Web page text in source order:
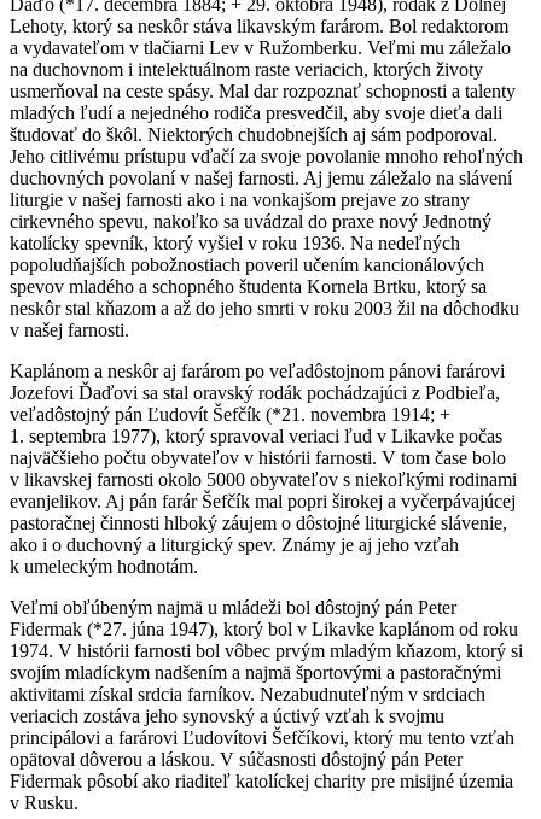
Lehoty, ktorý sa neskôr stáva likavským farárom. Bol redaktorom
a vydavateľom v tlačiarni Lev v Ružomberku. Veľmi mu záležalo
na duchovnom i intelektuálnom raste veriacich, ktorých životy
usmerňoval na ceste spásy. Mal dar rozpoznať schopnosti a talenty
mladých ľudí a nejedného rodiča presvedčil, aby svoje dieťa dali
študovať do škôl. Niektorých chudobnejších aj sám podporoval.
Jeho citlivému prístupu vďačí za svoje povolanie mnoho rehoľných
duchovných povolaní v našej farnosti. Aj jemu záležalo na slávení
liturgie v našej farnosti ako i na vonkajšom prejave zo strany
cirkevného spevu, nakoľko sa uvádzal do praxe nový Jednotný
katolícky spevník, ktorý vyšiel v roku 1936. Na nedeľných
popoludňajších pobožnostiach poveril učením kancionálových
spevov mladého a schopného študenta Kornela Brtku, ktorý sa
neskôr stal kňazom a až do jeho smrti v roku 2003 žil na dôchodku
v našej farnosti.
Kaplánom a neskôr aj farárom po veľadôstojnom pánovi farárovi
Jozefovi Ďaďovi sa stal oravský rodák pochádzajúci z Podbieľa,
veľadôstojný pán Ľudovít Šefčík (*21. novembra 1914; +
1. septembra 1977), ktorý spravoval veriaci ľud v Likavke počas
najväčšieho počtu obyvateľov v histórii farnosti. V tom čase bolo
v likavskej farnosti okolo 5000 obyvateľov s niekoľkými rodinami
evanjelikov. Aj pán farár Šefčík mal popri širokej a vyčerpávajúcej
pastoračnej činnosti hlboký záujem o dôstojné liturgické slávenie,
ako i o duchovný a liturgický spev. Známy je aj jeho vzťah
k umeleckým hodnotám.
Veľmi obľúbeným najmä u mládeži bol dôstojný pán Peter
Fidermak (*27. júna 1947), ktorý bol v Likavke kaplánom od roku
1974. V histórii farnosti bol vôbec prvým mladým kňazom, ktorý si
svojím mladíckym nadšením a najmä športovými a pastoračnými
aktivitami získal srdcia farníkov. Nezabudnuteľným v srdciach
veriacich zostáva jeho synovský a úctivý vzťah k svojmu
principálovi a farárovi Ľudovítovi Šefčíkovi, ktorý mu tento vzťah
opätoval dôverou a láskou. V súčasnosti dôstojný pán Peter
Fidermak pôsobí ako riaditeľ katolíckej charity pre misijné územia
v Rusku.